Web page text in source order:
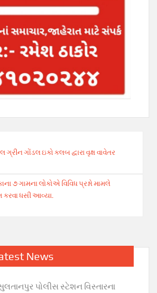
ગોંડલ ઇકો કલબ દ્વારા વૃક્ષ વાવેતર
‌૭ ગામના લોકોએ ‌વિવિધ પ્રશ્નો મામલે
ધસી આવ્યા.
News
પોલીસ સ્ટેશન વિસ્તારના